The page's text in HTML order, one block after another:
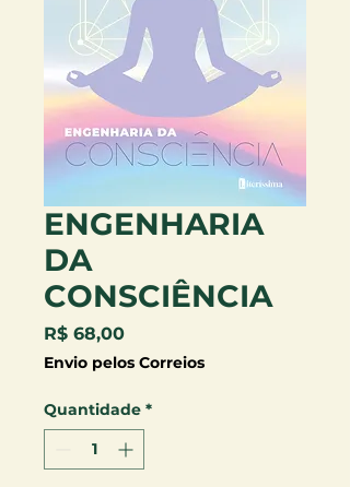
ENGENHARIA
DA
CONSCIÊNCIA
R$ 68,00Preço
Envio pelos Correios
Quantidade *